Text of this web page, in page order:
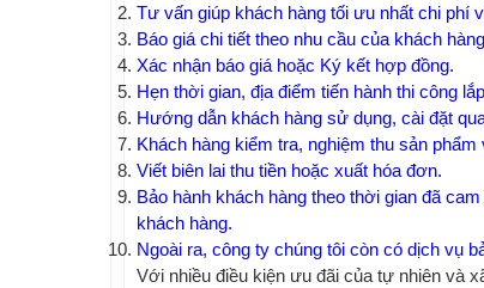
Tư vấn giúp khách hàng tối ưu nhất chi phí
Báo giá chi tiết theo nhu cầu của khách
Xác nhận báo giá hoặc Ký kết hợp đồng.
Hẹn thời gian, địa điểm tiến hành thi công
Hướng dẫn khách hàng sử dụng, cài đặt
Khách hàng kiểm tra, nghiệm thu sản
Viết biên lai thu tiền hoặc xuất hóa đơn.
Bảo hành khách hàng theo thời gian đã
khách hàng.
Ngoài ra, công ty chúng tôi còn có dịch vụ
Với nhiều điều kiện ưu đãi của tự nhiên và